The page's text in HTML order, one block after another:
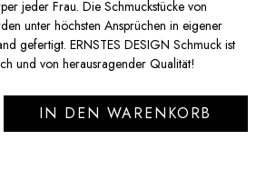
jeder Frau. Die Schmuckstücke von
unter höchsten Ansprüchen in eigener
gefertigt. ERNSTES DESIGN Schmuck ist
und von herausragender Qualität!
Gib den gewünschten
IN DEN WARENKORB